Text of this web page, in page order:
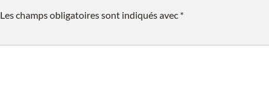
Les champs obligatoires sont indiqués avec *